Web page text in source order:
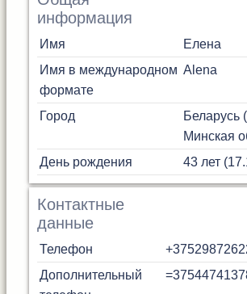
информация
Имя
Елена
Имя в международном
формате
Alena
Город
Беларусь
Минская
День рождения
43 лет
Контактные
данные
Телефон
Дополнительный